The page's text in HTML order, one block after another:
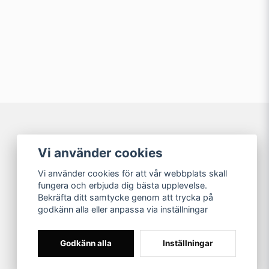
Skicka fråga
Vi använder cookies
Vi använder cookies för att vår webbplats skall
fungera och erbjuda dig bästa upplevelse.
Bekräfta ditt samtycke genom att trycka på
godkänn alla eller anpassa via inställningar
Godkänn alla Inställningar